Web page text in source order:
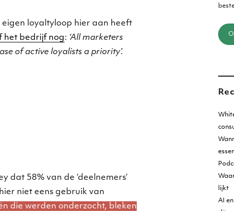
eigen loyaltyloop hier aan heeft
het bedrijf nog: ‘All marketers
of active loyalists a priority’.
dat 58% van de ‘deelnemers’
niet eens gebruik van
die werden onderzocht, bleken
lijkt
AI